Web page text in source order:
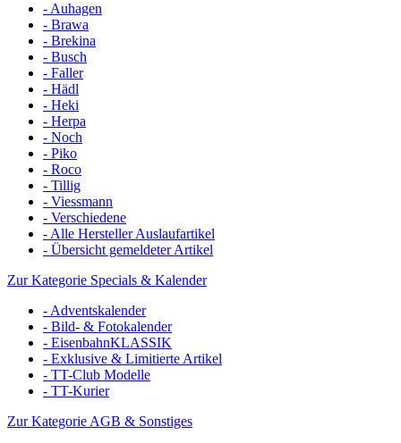
- Auhagen
- Brawa
- Brekina
- Busch
- Faller
- Hädl
- Heki
- Herpa
- Noch
- Piko
- Roco
- Tillig
- Viessmann
- Verschiedene
- Alle Hersteller Auslaufartikel
- Übersicht gemeldeter Artikel
Zur Kategorie Specials & Kalender
- Adventskalender
- Bild- & Fotokalender
- EisenbahnKLASSIK
- Exklusive & Limitierte Artikel
- TT-Club Modelle
- TT-Kurier
Zur Kategorie AGB & Sonstiges